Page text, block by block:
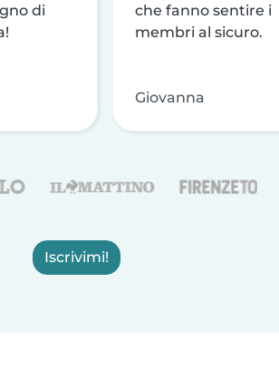
di
che fanno sentire i
membri al sicuro.
Giovanna
Iscrivimi!